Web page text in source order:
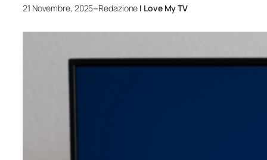
21 Novembre, 2025–Redazione I Love My TV